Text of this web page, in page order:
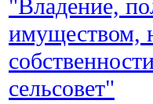
"Владение,
имуществом,
сельсовет"